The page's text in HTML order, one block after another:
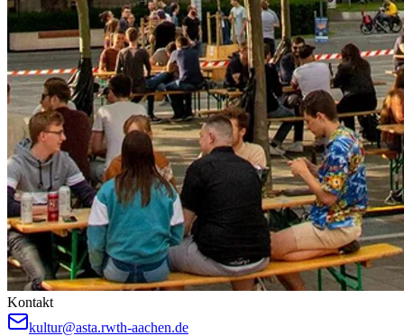
Kontakt
kultur@asta.rwth-aachen.de